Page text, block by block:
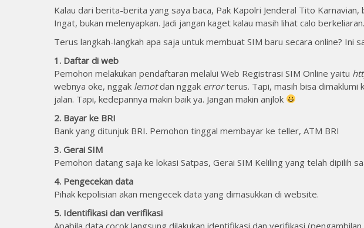
Kalau dari berita-berita yang saya baca, Pak Kapolri Jenderal Tito
Ingat, bukan melenyapkan. Jadi jangan kaget kalau masih lihat calo berkeliaran.
Terus langkah-langkah apa saja untuk membuat SIM baru secara online? Ini
1. Daftar di web
Pemohon melakukan pendaftaran melalui Web Registrasi SIM Online yaitu
webnya oke, nggak lemotdan nggak errorterus. Tapi, masih bisa dimaklumi
jalan. Tapi, kedepannya makin baik ya. Jangan makin anjlok
2. Bayar ke BRI
Bank yang ditunjuk BRI. Pemohon tinggal membayar ke teller, ATM BRI
3. Gerai SIM
Pemohon datang saja ke lokasi Satpas, Gerai SIM Keliling yang telah dipilih
4. Pengecekan data
Pihak kepolisian akan mengecek data yang dimasukkan di website.
5. Identifikasi dan verifikasi
Apabila data cocok langsung dilakukan identifikasi dan verifikasi